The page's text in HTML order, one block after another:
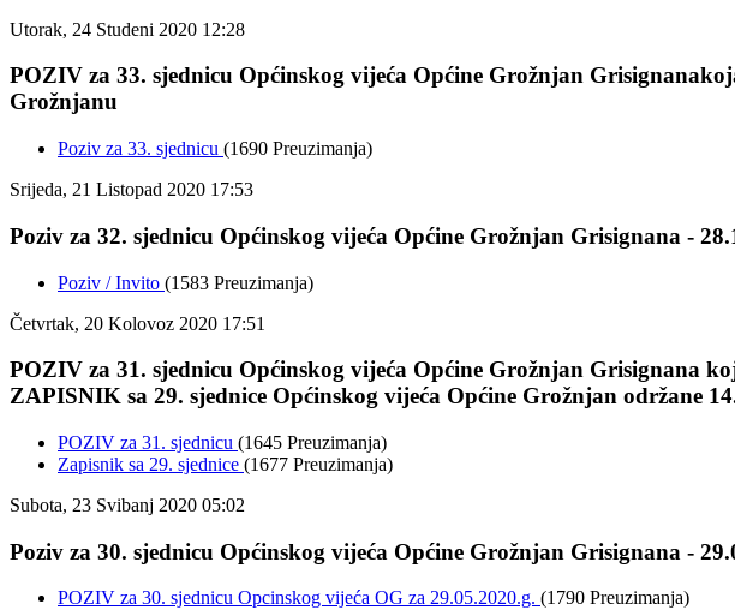
Utorak, 24 Studeni 2020 12:28
POZIV za 33. sjednicu Općinskog vijeća Općine Grožnjan
Grožnjanu
Poziv za 33. sjednicu (1690 Preuzimanja)
Srijeda, 21 Listopad 2020 17:53
Poziv za 32. sjednicu Općinskog vijeća Općine Grožnjan Grisignana -
Poziv / Invito (1583 Preuzimanja)
Četvrtak, 20 Kolovoz 2020 17:51
POZIV za 31. sjednicu Općinskog vijeća Općine Grožnjan Grisignana
ZAPISNIK sa 29. sjednice Općinskog vijeća Općine Grožnjan održane
POZIV za 31. sjednicu (1645 Preuzimanja)
Zapisnik sa 29. sjednice (1677 Preuzimanja)
Subota, 23 Svibanj 2020 05:02
Poziv za 30. sjednicu Općinskog vijeća Općine Grožnjan Grisignana -
POZIV za 30. sjednicu Opcinskog vijeća OG za 29.05.2020.g. (1790 Preuzimanja)